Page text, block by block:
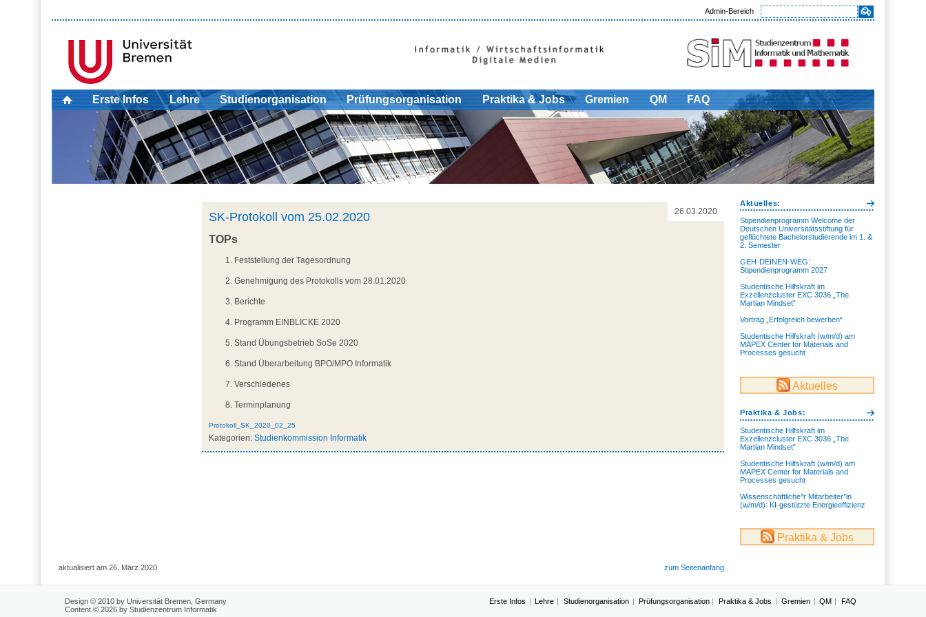
Admin-Bereich
Erste Infos Lehre Studienorganisation Prüfungsorganisation Praktika & Jobs Gremien QM FAQ
26.03.2020
SK-Protokoll vom 25.02.2020
TOPs
Feststellung der Tagesordnung
Genehmigung des Protokolls vom 28.01.2020
Berichte
Programm EINBLICKE 2020
Stand Übungsbetrieb SoSe 2020
Stand Überarbeitung BPO/MPO Informatik
Verschiedenes
Terminplanung
Protokoll_SK_2020_02_25
Kategorien: Studienkommission Informatik
aktualisiert am 26. März 2020 zum Seitenanfang
Aktuelles:
Stipendienprogramm Welcome der
Deutschen Universitätsstiftung für
geflüchtete Bachelorstudierende im 1. &
2. Semester
GEH-DEINEN-WEG:
Stipendienprogramm 2027
Studentische Hilfskraft im
Exzellenzcluster EXC 3036 „The
Martian Mindset”
Vortrag „Erfolgreich bewerben“
Studentische Hilfskraft (w/m/d) am
MAPEX Center for Materials and
Processes gesucht
Aktuelles
Praktika & Jobs:
Studentische Hilfskraft im
Exzellenzcluster EXC 3036 „The
Martian Mindset”
Studentische Hilfskraft (w/m/d) am
MAPEX Center for Materials and
Processes gesucht
Wissenschaftliche*r Mitarbeiter*in
(w/m/d): KI-gestützte Energieeffizienz
Praktika & Jobs
Design © 2010 by Universität Bremen, Germany
Content © 2026 by Studienzentrum Informatik
Erste Infos Lehre Studienorganisation Prüfungsorganisation Praktika & Jobs Gremien QM FAQ